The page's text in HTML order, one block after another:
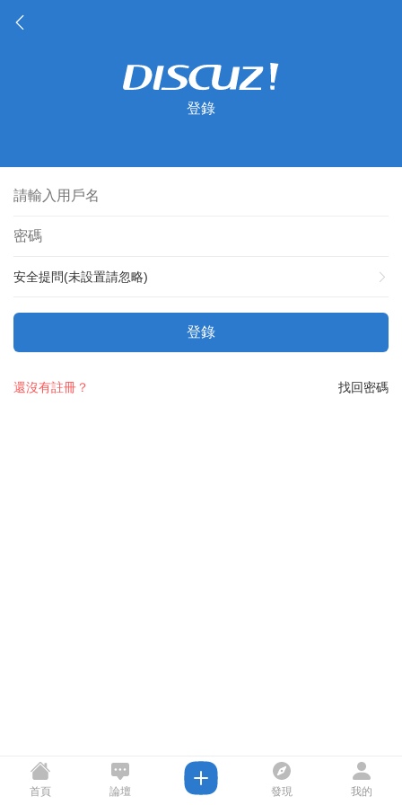
登錄
安全提問(未設置請忽略)
登錄
找回密碼
還沒有註冊？
首頁 論壇 發現 我的